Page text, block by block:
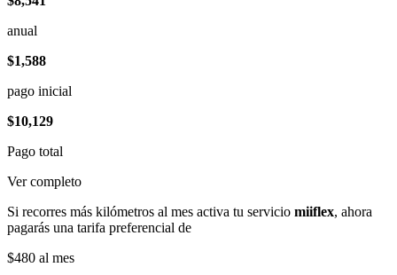
anual
$1,588
pago inicial
$10,129
Pago total
Ver completo
Si recorres más kilómetros al mes activa tu servicio miiflex, ahora
pagarás una tarifa preferencial de
$480 al mes